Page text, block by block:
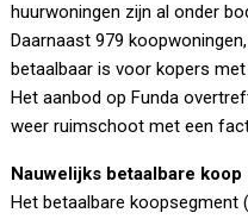
huurwoningen zijn al onder
Daarnaast 979
betaalbaar is voor kopers
Het aanbod op Funda
weer ruimschoot met een
Nauwelijks betaalbare koop
Het betaalbare koopsegment